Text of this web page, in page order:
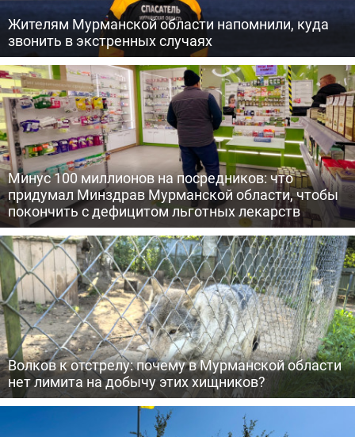
Жителям Мурманской области напомнили, куда
звонить в экстренных случаях
Минус 100 миллионов на посредников: что
придумал Минздрав Мурманской области, чтобы
покончить с дефицитом льготных лекарств
Волков к отстрелу: почему в Мурманской области
нет лимита на добычу этих хищников?